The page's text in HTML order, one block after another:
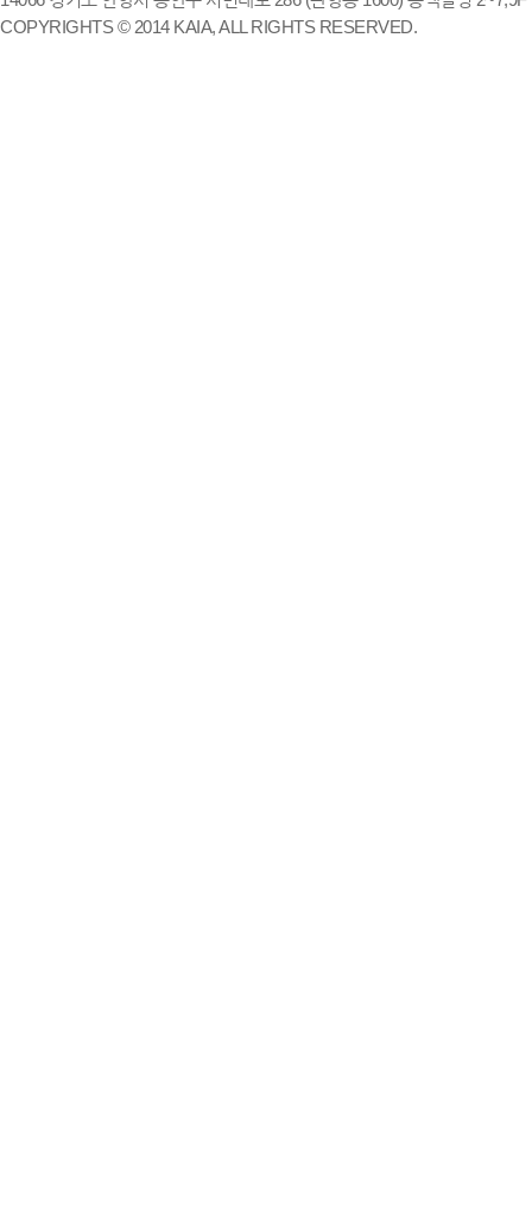
COPYRIGHTS © 2014 KAIA, ALL RIGHTS RESERVED.